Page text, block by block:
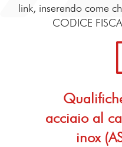
link, inserendo come
CODICE
acciaio al
inox